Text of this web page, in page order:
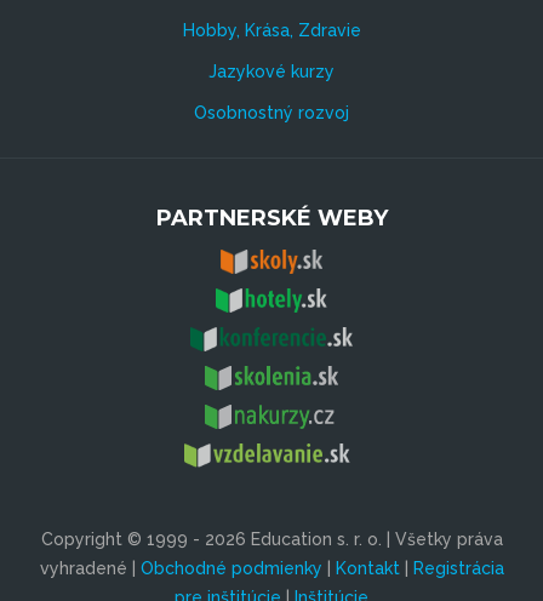
Hobby, Krása, Zdravie
Jazykové kurzy
Osobnostný rozvoj
PARTNERSKÉ WEBY
Copyright © 1999 - 2026 Education s. r. o. | Všetky práva
vyhradené | Obchodné podmienky | Kontakt| Registrácia
pre inštitúcie | Inštitúcie